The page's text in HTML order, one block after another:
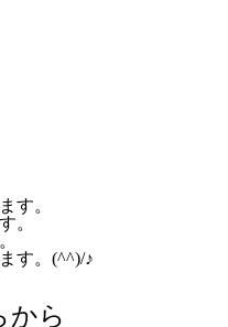
す。
。
す。(^^)/♪
から